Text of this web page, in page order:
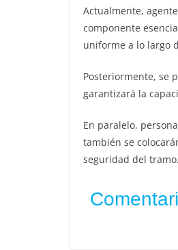
Actualmente,
componente
uniforme a lo largo
Posteriormente, se
garantizará la
En paralelo,
también se
seguridad del tramo.